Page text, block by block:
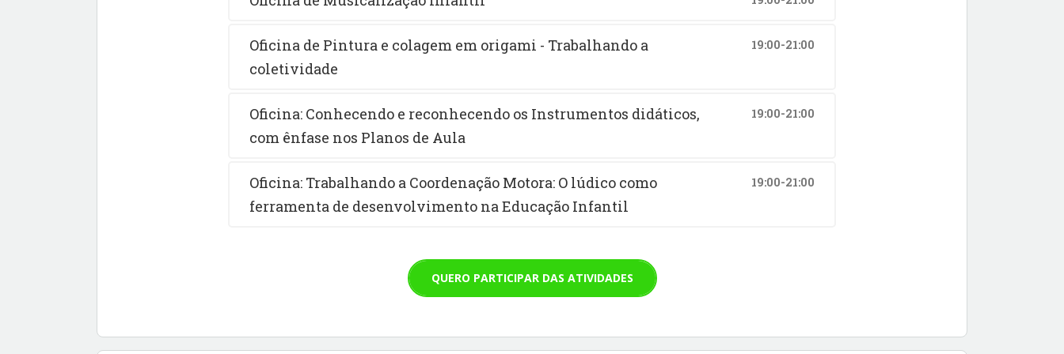
Oficina de Pintura e colagem em origami - Trabalhando a
coletividade
19:00-21:00
Oficina: Conhecendo e reconhecendo os Instrumentos didáticos,
com ênfase nos Planos de Aula
19:00-21:00
Oficina: Trabalhando a Coordenação Motora: O lúdico como
ferramenta de desenvolvimento na Educação Infantil
19:00-21:00
QUERO PARTICIPAR DAS ATIVIDADES